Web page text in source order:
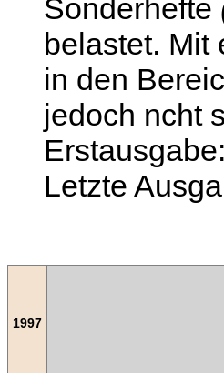
Sonderhefte
belastet. Mit
in den
jedoch ncht
Letzte
1997